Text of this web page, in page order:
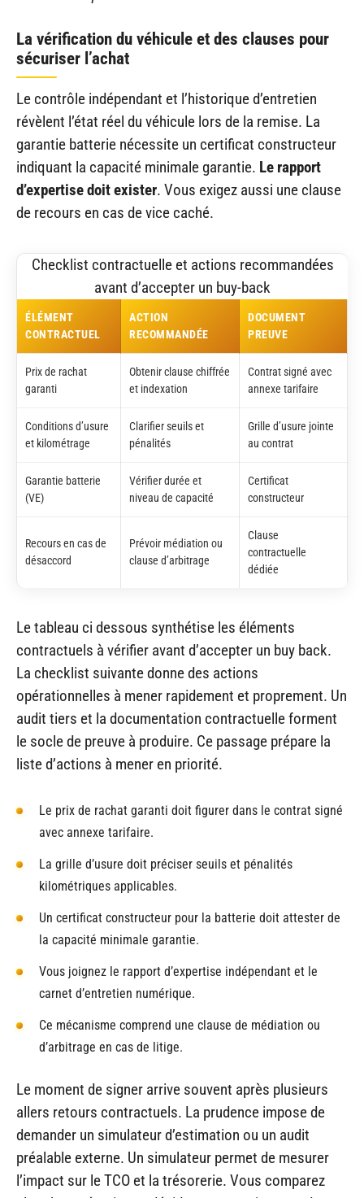
La vérification du véhicule et des clauses pour
sécuriser l’achat
Le contrôle indépendant et l’historique d’entretien
révèlent l’état réel du véhicule lors de la remise. La
garantie batterie nécessite un certificat constructeur
indiquant la capacité minimale garantie. Le rapport
d’expertise doit exister. Vous exigez aussi une clause
de recours en cas de vice caché.
Checklist contractuelle et actions recommandées
avant d’accepter un buy-back
ÉLÉMENT
CONTRACTUEL
ACTION
RECOMMANDÉE
DOCUMENT
PREUVE
Prix de rachat
garanti
Obtenir clause chiffrée
et indexation
Contrat signé avec
annexe tarifaire
Conditions d’usure
et kilométrage
Clarifier seuils et
pénalités
Grille d’usure jointe
au contrat
Garantie batterie
(VE)
Vérifier durée et
niveau de capacité
Certificat
constructeur
Recours en cas de
désaccord
Prévoir médiation ou
clause d’arbitrage
Clause
contractuelle
dédiée
Le tableau ci dessous synthétise les éléments
contractuels à vérifier avant d’accepter un buy back.
La checklist suivante donne des actions
opérationnelles à mener rapidement et proprement. Un
audit tiers et la documentation contractuelle forment
le socle de preuve à produire. Ce passage prépare la
liste d’actions à mener en priorité.
Le prix de rachat garanti doit figurer dans le contrat signé
avec annexe tarifaire.
La grille d’usure doit préciser seuils et pénalités
kilométriques applicables.
Un certificat constructeur pour la batterie doit attester de
la capacité minimale garantie.
Vous joignez le rapport d’expertise indépendant et le
carnet d’entretien numérique.
Ce mécanisme comprend une clause de médiation ou
d’arbitrage en cas de litige.
Le moment de signer arrive souvent après plusieurs
allers retours contractuels. La prudence impose de
demander un simulateur d’estimation ou un audit
préalable externe. Un simulateur permet de mesurer
l’impact sur le TCO et la trésorerie. Vous comparez